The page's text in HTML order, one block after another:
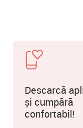
Descarcă
și cumpără
confortabil!